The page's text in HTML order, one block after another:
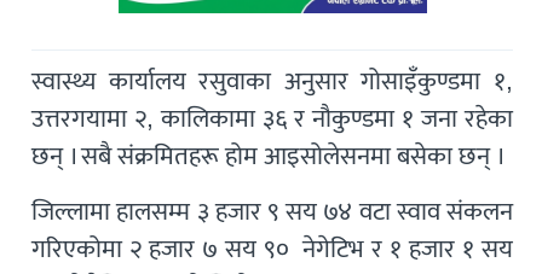
स्वास्थ्य कार्यालय रसुवाका अनुसार गोसाइँकुण्डमा १,
उत्तरगयामा २, कालिकामा ३६ र नौकुण्डमा १ जना रहेका
छन् । सबै संक्रमितहरू होम आइसोलेसनमा बसेका छन् ।
जिल्लामा हालसम्म ३ हजार ९ सय ७४ वटा स्वाव संकलन
गरिएकोमा २ हजार ७ सय ९० नेगेटिभ र १ हजार १ सय